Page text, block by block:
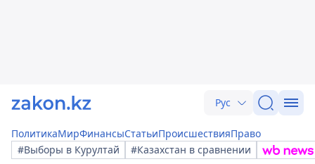
Рус
ПолитикаМирФинансыСтатьиПроисшествияПраво
#Выборы в Курултай
#Казахстан в сравнении